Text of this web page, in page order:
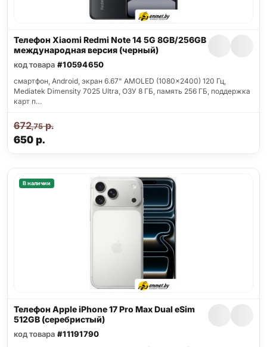
Телефон Xiaomi Redmi Note 14 5G 8GB/256GB
международная версия (черный)
код товара #10594650
смартфон, Android, экран 6.67" AMOLED (1080x2400) 120 Гц,
Mediatek Dimensity 7025 Ultra, ОЗУ 8 ГБ, память 256 ГБ, поддержка
карт п…
650р.
672,75р.
В наличии
Телефон Apple iPhone 17 Pro Max Dual eSim
512GB (серебристый)
код товара #11191790